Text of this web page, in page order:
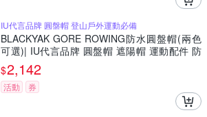
IU代言品牌 圓盤帽 登山戶外運動必備
BLACKYAK GORE ROWING防水圓盤帽(兩色
可選)| IU代言品牌 圓盤帽 遮陽帽 運動配件 防
水 |BYEB2NAH03
$2,142
活動 券